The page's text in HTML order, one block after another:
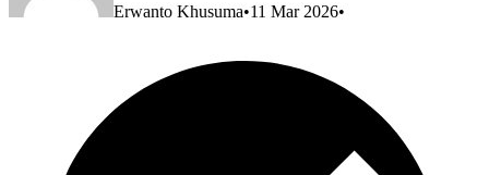
Erwanto Khusuma•11 Mar 2026•